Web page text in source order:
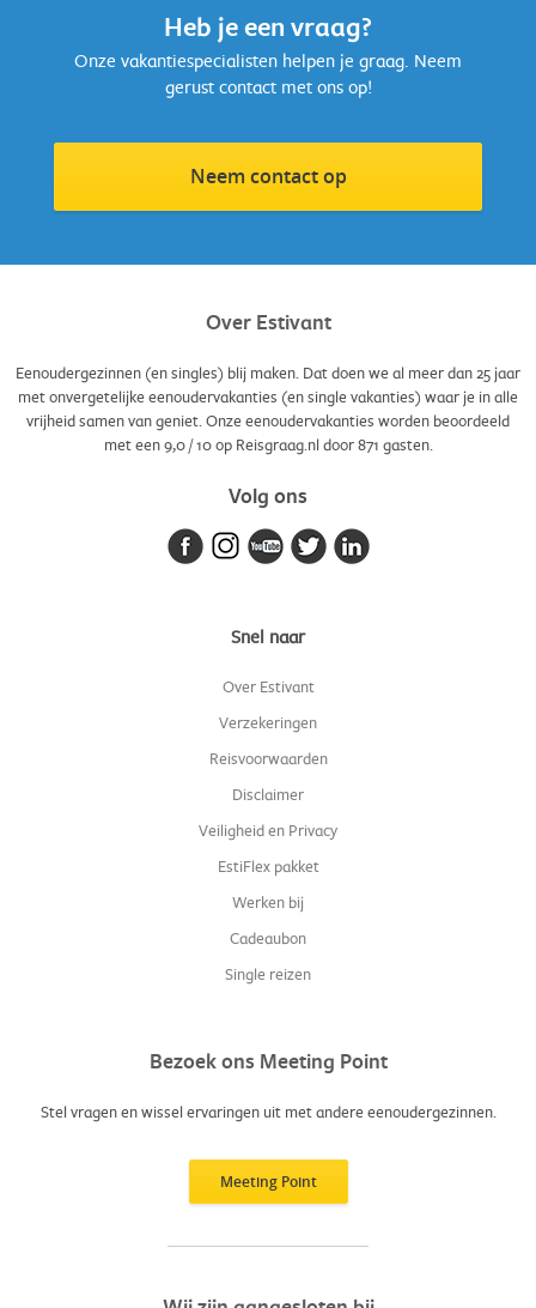
Heb je een vraag?
Onze vakantiespecialisten helpen je graag. Neem
gerust contact met ons op!
Neem contact op
Over Estivant
Eenoudergezinnen (en singles) blij maken. Dat doen we al meer dan 25 jaar
met onvergetelijke eenoudervakanties (en single vakanties) waar je in alle
vrijheid samen van geniet. Onze eenoudervakanties worden beoordeeld
met een9,0/10op Reisgraag.nl door871 gasten.
Volg ons
Snel naar
Over Estivant
Verzekeringen
Reisvoorwaarden
Disclaimer
Veiligheid en Privacy
EstiFlex pakket
Werken bij
Cadeaubon
Single reizen
Bezoek ons Meeting Point
Stel vragen en wissel ervaringen uit met andere eenoudergezinnen.
Meeting Point